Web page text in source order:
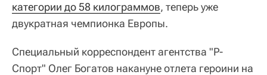
категории до 58 килограммов, теперь уже
двукратная чемпионка Европы.
Специальный корреспондент агентства "Р-
Спорт" Олег Богатов накануне отлета героини на